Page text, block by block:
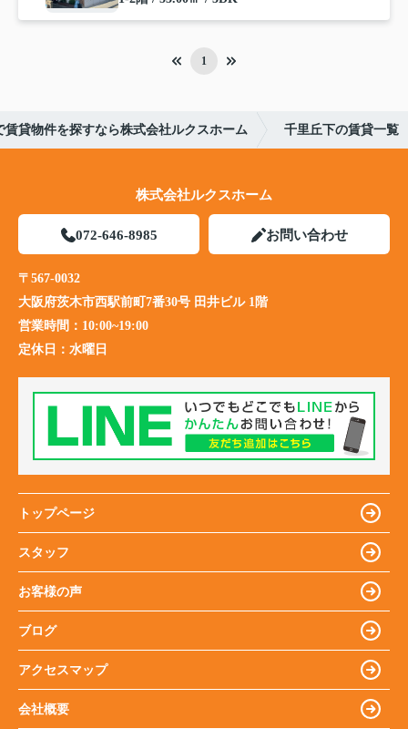
1
賃貸物件を探すなら株式会社ルクスホーム 千里丘下の賃貸一覧
株式会社ルクスホーム
072-646-8985 お問い合わせ
〒567-0032
大阪府茨木市西駅前町7番30号 田井ビル 1階
営業時間： 10:00~19:00
定休日： 水曜日
トップページ
スタッフ
お客様の声
ブログ
アクセスマップ
会社概要